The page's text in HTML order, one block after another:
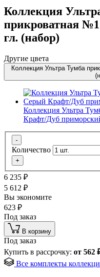
Коллекция
прикроватная
гл. (набор)
Другие цвета
Коллекция Ультра Тумба
Коллекция Ультра
Крафт/Дуб
-
Количество
+
6 235 ₽
5 612 ₽
Вы экономите
623 ₽
Под заказ
В корзину
Под заказ
Купить в рассрочку: от 562
Все комплекты